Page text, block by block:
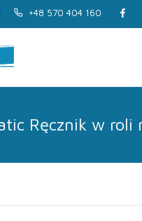
+48 570 404 160
Ręcznik w